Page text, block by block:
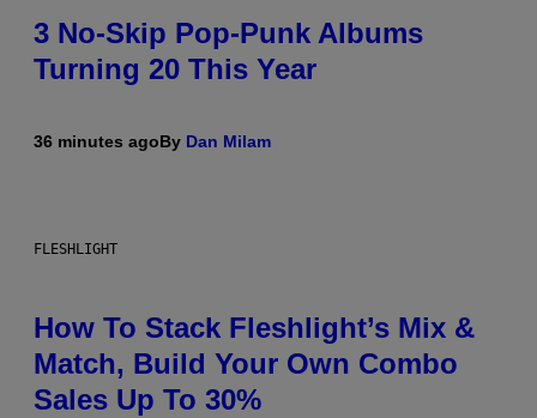
3 No-Skip Pop-Punk Albums
Turning 20 This Year
36 minutes agoBy Dan Milam
FLESHLIGHT
How To Stack Fleshlight’s Mix &
Match, Build Your Own Combo
Sales Up To 30%